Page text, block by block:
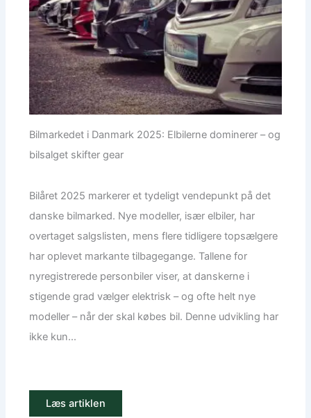
Bilmarkedet i Danmark 2025: Elbilerne dominerer – og
bilsalget skifter gear
Bilåret 2025 markerer et tydeligt vendepunkt på det
danske bilmarked. Nye modeller, især elbiler, har
overtaget salgslisten, mens flere tidligere topsælgere
har oplevet markante tilbagegange. Tallene for
nyregistrerede personbiler viser, at danskerne i
stigende grad vælger elektrisk – og ofte helt nye
modeller – når der skal købes bil. Denne udvikling har
ikke kun...
Læs artiklen